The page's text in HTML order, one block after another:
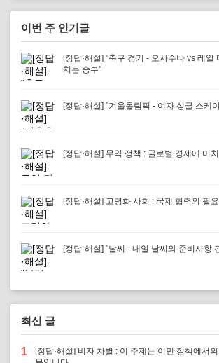
이번 주 인기글
[정답·해설] "축구 경기 - 오사수나 vs 레알
치는 승부"
[정답·해설] "겨울올림픽 - 여자 싱글 스케
[정답·해설] 무역 정책 : 글로벌 경제에 미
[정답·해설] 고령화 사회 : 국제 협력의 필
[정답·해설] "날씨 - 내일 날씨와 준비사항
최신 글
1
[정답·해설] 비자 차별 : 이 주제는 이민 정책에서